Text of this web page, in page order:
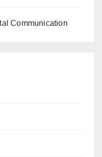
Communication